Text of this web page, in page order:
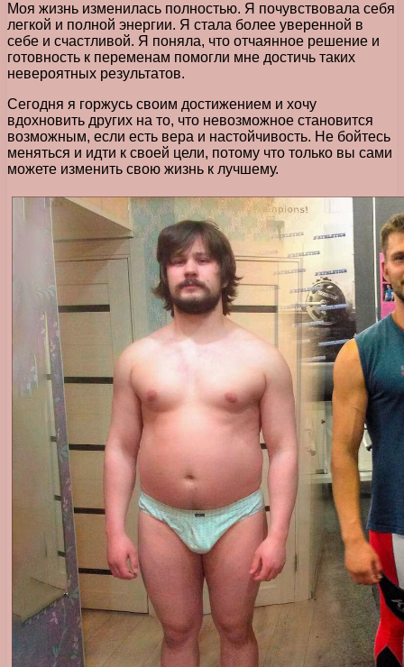
Моя жизнь изменилась полностью. Я почувствовала себя
легкой и полной энергии. Я стала более уверенной в
себе и счастливой. Я поняла, что отчаянное решение и
готовность к переменам помогли мне достичь таких
невероятных результатов.
Сегодня я горжусь своим достижением и хочу
вдохновить других на то, что невозможное становится
возможным, если есть вера и настойчивость. Не бойтесь
меняться и идти к своей цели, потому что только вы сами
можете изменить свою жизнь к лучшему.